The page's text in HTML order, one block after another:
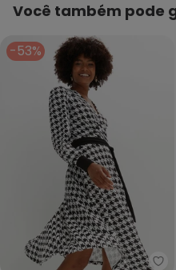
Você também pode
-53%